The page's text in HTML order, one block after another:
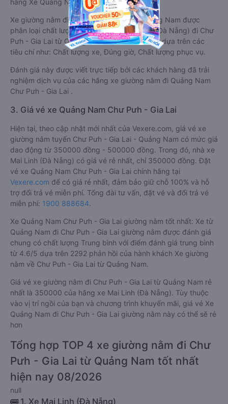
hãng Xe Quảng Nam đi Chư Pưh - Gia Lai.
Xe giường nằm đi Chư Pưh - Gia Lai từ Quảng Nam được
phân loại chất lượng tốt nhất là xe Mai Linh (Đà Nẵng) đi Chư
Pưh - Gia Lai từ Quảng Nam đạt 4.7 / 5 điểm dựa trên các
tiêu chí như: Chất lượng xe, Đúng giờ, Chất lượng phục vụ.
Đánh giá này được viết trực tiếp bởi các khách hàng đã trải
nghiệm dịch vụ của các hãng xe giường nằm đi Quảng Nam
Chư Pưh - Gia Lai .
3. Giá vé xe Quảng Nam Chư Pưh - Gia Lai
Hiện tại, theo cập nhật mới nhất của Vexere.com, giá vé xe
giường nằm tuyến Chư Pưh - Gia Lai - Quảng Nam có mức giá
dao động từ 350000 đồng - 500000 đồng. Trong đó, nhà xe
Mai Linh (Đà Nẵng) có giá vé rẻ nhất, chỉ 350000 đồng. Đặt
vé xe Quảng Nam Chư Pưh - Gia Lai chính hãng tại
Vexere.com để có giá rẻ nhất, đảm bảo giữ chỗ 100% và hỗ
trợ đổi trả vé miễn phí. Tổng đài tư vấn, đặt vé và đổi trả vé
miễn phí: 1900 888684.
Xe Quảng Nam Chư Pưh - Gia Lai giường nằm tốt nhất: Xe từ
Quảng Nam đi Chư Pưh - Gia Lai giường nằm được đánh giá
chung có chất lượng Trung bình với điểm đánh giá trung bình
từ 4.6/5 dựa trên 2292 phản hồi của hành khách Xe giường
nằm về Chư Pưh - Gia Lai từ Quảng Nam.
Giá vé xe giường nằm đi Chư Pưh - Gia Lai từ Quảng Nam rẻ
nhất là 350000 của hãng xe Mai Linh (Đà Nẵng). Tùy thuộc
vào vị trí ngồi của bạn và chương trình khuyến mãi, giá vé Xe
Quảng Nam đi Chư Pưh - Gia Lai giường nằm này có thể sẽ rẻ
hơn
Tổng hợp TOP 4 xe giường nằm đi Chư
Pưh - Gia Lai từ Quảng Nam tốt nhất
hiện nay 08/2026
null
🚌 1. Xe Mai Linh (Đà Nẵng)